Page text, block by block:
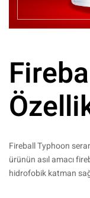
Fireball Typhoon
ürünün asıl amacı
hidrofobik katman